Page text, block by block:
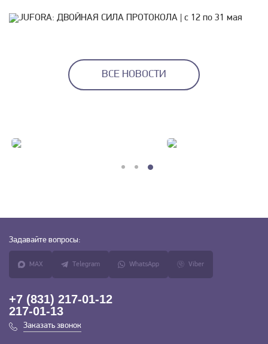
ВСЕ НОВОСТИ
Задавайте вопросы:
MAX Telegram WhatsApp Viber
+7 (831) 217-01-12
217-01-13
Заказать звонок